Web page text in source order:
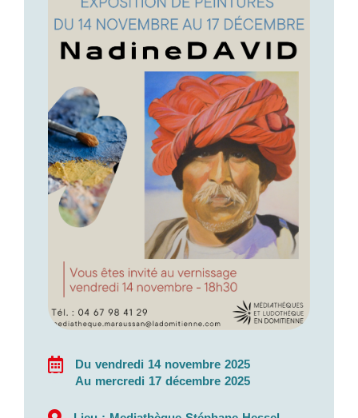
Du vendredi 14 novembre 2025
Au mercredi 17 décembre 2025